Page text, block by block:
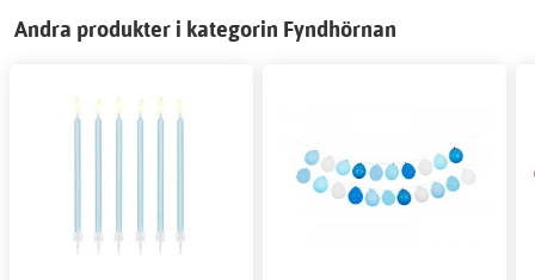
Andra produkter i kategorin Fyndhörnan